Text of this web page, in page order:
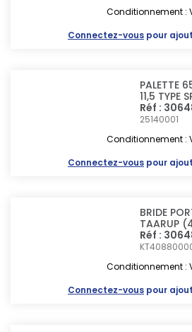
Conditionnement :
Connectez-vous pour
PALETTE
11,5 TYPE
Réf :
25140001
Conditionnement :
Connectez-vous pour
BRIDE
TAARUP
Réf :
Conditionnement :
Connectez-vous pour